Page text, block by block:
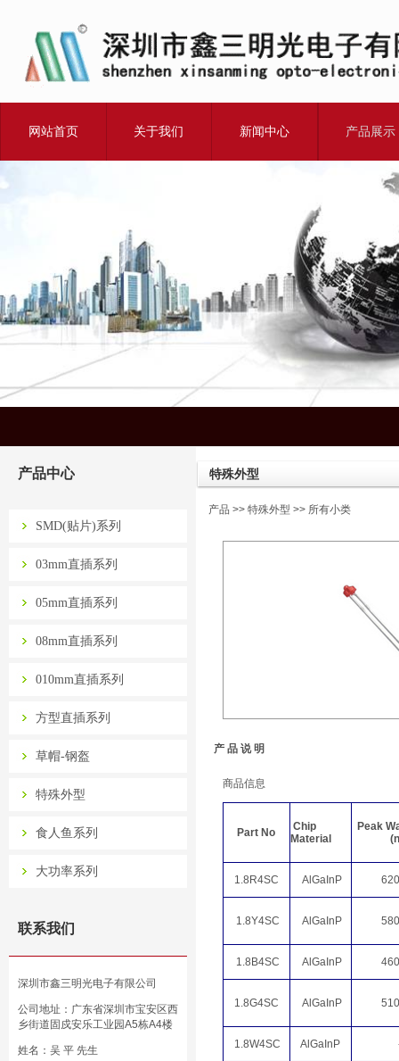
网站首页 关于我们 新闻中心 产品展示
产品中心
SMD(贴片)系列
03mm直插系列
05mm直插系列
08mm直插系列
010mm直插系列
方型直插系列
草帽-钢盔
特殊外型
食人鱼系列
大功率系列
联系我们
深圳市鑫三明光电子有限公司
公司地址：广东省深圳市宝安区西
乡街道固戍安乐工业园A5栋A4楼
姓名：吴 平 先生
特殊外型
产品 >> 特殊外型 >> 所有小类
产 品 说 明
商品信息
Part No
Chip
Material
Peak
1.8R4SC AlGaInP
1.8Y4SC AlGaInP
1.8B4SC AlGaInP
1.8G4SC AlGaInP
1.8W4SC AlGaInP